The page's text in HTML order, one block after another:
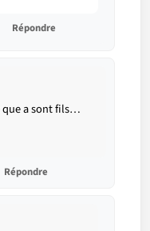
Répondre
que a sont fils…
Répondre